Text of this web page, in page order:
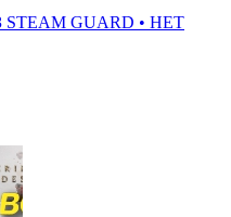
STEAM GUARD • НЕТ